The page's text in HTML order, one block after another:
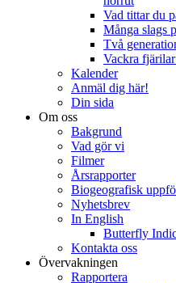
Vad tittar du
Många slags
Två
Vackra
Kalender
Anmäl dig här!
Din sida
Om oss
Bakgrund
Vad gör vi
Filmer
Årsrapporter
Biogeografisk
Nyhetsbrev
In English
Butterfly
Kontakta oss
Övervakningen
Rapportera